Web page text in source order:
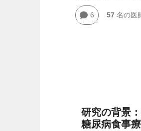
6 57名の医
研究の背景
糖尿病食事